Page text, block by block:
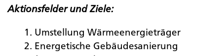
Büro
Ak­ti­ons­fel­der und Ziele:
Umstellung Wärmeenergieträger
Energetische Gebäudesanierung